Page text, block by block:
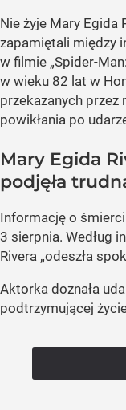
Nie żyje Mary Egida
zapamiętali między
w filmie „Spider-
w wieku 82 lat w
przekazanych przez
powikłania po
Mary Egida
podjęła
Informację o
3 sierpnia. Według
Rivera „odeszła
Aktorka doznała
podtrzymującej